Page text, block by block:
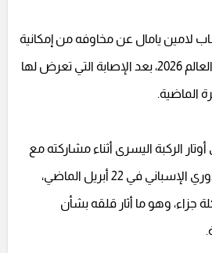
لامين يامال عن مخاوفه من إمكانية
الغياب عن بطولة كأس العالم 2026، بعد الإصابة التي تعرض لها
الماضية.
الركبة اليسرى أثناء مشاركته مع
برشلونة، خلال مباراة بالدوري الإسباني في 22 أبريل الماضي،
وهو ما أثار قلقه بشأن